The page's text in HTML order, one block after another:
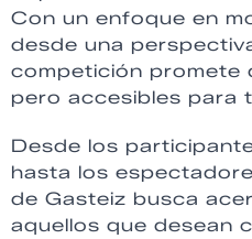
Con un enfoque en
desde una
competición promete
pero accesibles para
Desde los
hasta los
de Gasteiz busca
aquellos que desean